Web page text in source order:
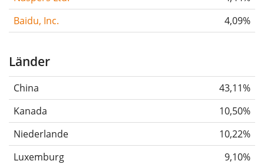
Baidu, Inc.
4,09%
Länder
China
43,11%
Kanada
10,50%
Niederlande
10,22%
Luxemburg
9,10%